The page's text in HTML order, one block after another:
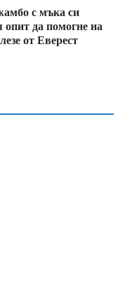
с мъка си
опит да помогне на
от Еверест